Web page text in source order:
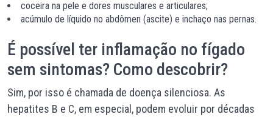
coceira na pele e dores musculares e articulares;
acúmulo de líquido no abdômen (ascite) e inchaço nas pernas.
É possível ter inflamação no fígado
sem sintomas? Como descobrir?
Sim, por isso é chamada de doença silenciosa. As
hepatites B e C, em especial, podem evoluir por décadas